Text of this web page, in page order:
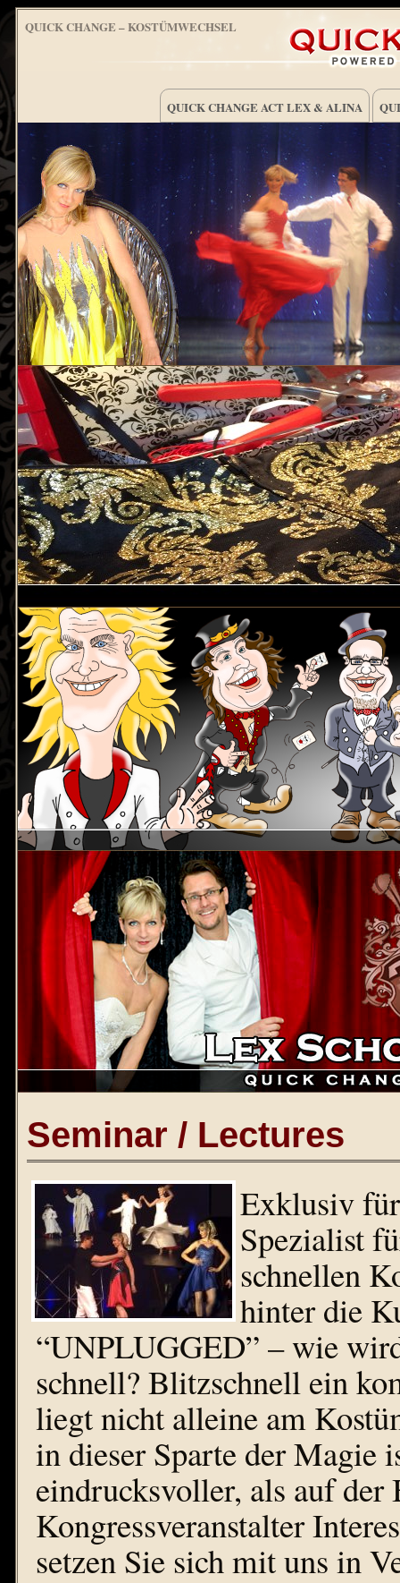
QUICK CHANGE – KOSTÜMWECHSEL
QUICK CHANGE ACT LEX & ALINA
Seminar / Lectures
Exklusiv
Spezialist
schnellen
hinter die
“UNPLUGGED” – wie
schnell? Blitzschnell ein
liegt nicht alleine am
in dieser Sparte der Magie
eindrucksvoller, als auf der
Kongressveranstalter
setzen Sie sich mit uns in